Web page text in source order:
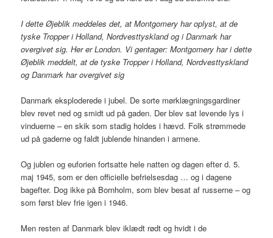
I dette Øjeblik meddeles det, at Montgomery har oplyst, at de
tyske Tropper i Holland, Nordvesttyskland og i Danmark har
overgivet sig. Her er London. Vi gentager: Montgomery har i dette
Øjeblik meddelt, at de tyske Tropper i Holland, Nordvesttyskland
og Danmark har overgivet sig
Danmark eksploderede i jubel. De sorte mørklægningsgardiner
blev revet ned og smidt ud på gaden. Der blev sat levende lys i
vinduerne – en skik som stadig holdes i hævd. Folk strømmede
ud på gaderne og faldt jublende hinanden i armene.
Og jublen og euforien fortsatte hele natten og dagen efter d. 5.
maj 1945, som er den officielle befrielsesdag … og i dagene
bagefter. Dog ikke på Bornholm, som blev besat af russerne – og
som først blev frie igen i 1946.
Men resten af Danmark blev iklædt rødt og hvidt i de